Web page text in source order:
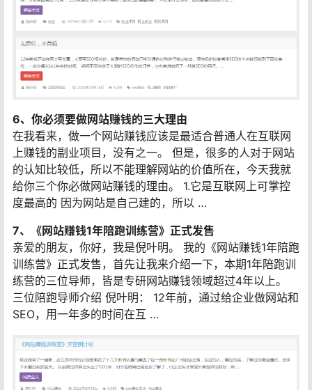
6、你必须要做网站赚钱的三大理由
在我看来，做一个网站赚钱应该是最适合普通人在互联网
上赚钱的副业项目，没有之一。 但是，很多的人对于网站
的认知比较低，所以不能理解网站的价值所在，今天我就
给你三个你必做网站赚钱的理由。 1.它是互联网上可掌控
度最高的 因为网站是自己建的，所以 …
7、《网站赚钱1年陪跑训练营》正式发售
亲爱的朋友，你好，我是倪叶明。 我的《网站赚钱1年陪跑
训练营》正式发售，首先让我来介绍一下，本期1年陪跑训
练营的三位导师，皆是专研网站赚钱领域超过4年以上。
三位陪跑导师介绍 倪叶明： 12年前，通过给企业做网站和
SEO，用一年多的时间在互 …